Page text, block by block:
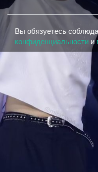
Вы обязуетесь
конфиденциальности и